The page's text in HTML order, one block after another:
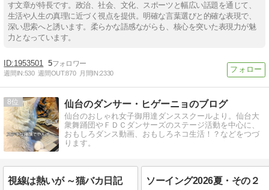
す文章が特長です。政治、社会、文化、スポーツと幅広い話題を通じて、
生活や人生の真理に近づく視点を提供。明確な言葉選びと的確な表現で、
深い思索へと誘います。柔らかな語感ながらも、核心を突いた表現力が魅
力となっています。
1953501 5
週間IN:530 週間OUT:870 月間IN:2330
8 仙台のダンサー・ヒゲーニョのブログ
仙台のおしゃれ女子御用達ダンススクールより。仙台大
衆舞踊団やＦＤＣダンサーズのステージ活動を中心に、
おもしろダンス動画、おもしろネコ生活！？などをつづ
ります。
視線は熱いが ～猫バカ日記 ソーイング2026夏・その２